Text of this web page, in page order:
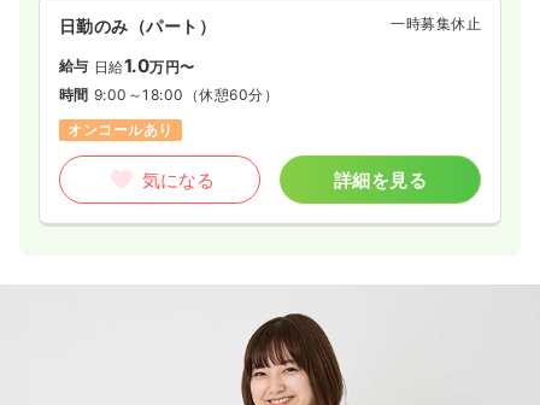
日勤のみ（パート） 一時募集休止
給与 日給1.0万円〜
時間 9:00～18:00 （休憩60分）
オンコールあり
気になる 詳細を見る